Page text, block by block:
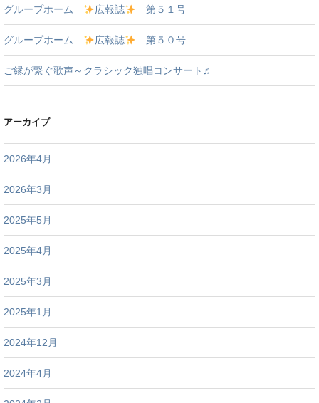
グループホーム 広報誌 第５１号
グループホーム 広報誌 第５０号
ご縁が繋ぐ歌声～クラシック独唱コンサート♬
アーカイブ
2026年4月
2026年3月
2025年5月
2025年4月
2025年3月
2025年1月
2024年12月
2024年4月